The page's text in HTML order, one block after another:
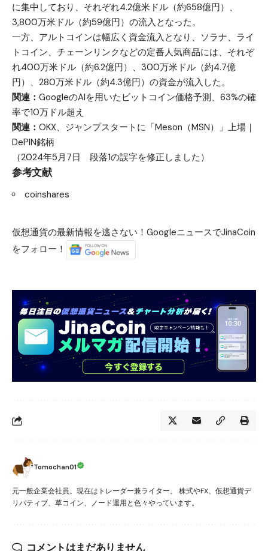
に集中しており、それぞれ4.2億米ドル（約658億円）、
3,800万米ドル（約59億円）の流入となった。
一方、アルトコインは幅広く資金流入となり、ソラナ、ライ
トコイン、チェーンリンクなどの定番人気商品には、それぞ
れ400万米ドル（約6.2億円）、300万米ドル（約4.7億
円）、280万米ドル（約4.3億円）の資金が流入した。
関連： GoogleのAIを用いたビットコイン価格予測、63%の確
率で10万ドル超え
関連： OKX、ジャンプスタートに「Meson（MSN）」上場｜
DePIN銘柄
（2024年5月7日 段落1の誤字を修正しました）
参考文献
coinshares
仮想通貨の最新情報を逃さない！GoogleニュースでJinaCoin
をフォロー！
Tomochan01
元一般企業会社員。現在はトレーダー兼ライター。 株式やFX、仮想通貨デ
リバティブ、草コイン、ノード運用と色々やっています。
コメントはまだありません